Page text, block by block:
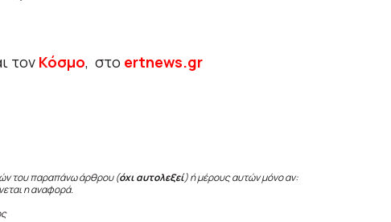
τον Κόσμο, στο ertnews.gr
του παραπάνω άρθρου (όχι αυτολεξεί) ή μέρους αυτών μόνο αν:
η αναφορά.